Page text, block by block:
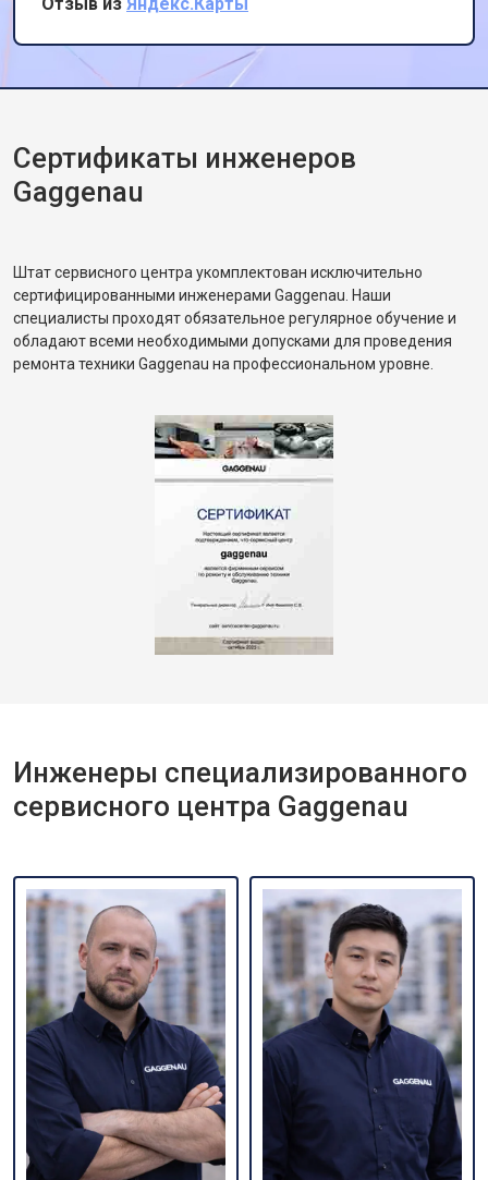
Сертификаты инженеров
Gaggenau
Штат сервисного центра укомплектован исключительно
сертифицированными инженерами Gaggenau. Наши
специалисты проходят обязательное регулярное обучение и
обладают всеми необходимыми допусками для проведения
ремонта техники Gaggenau на профессиональном уровне.
Инженеры специализированного
сервисного центра Gaggenau